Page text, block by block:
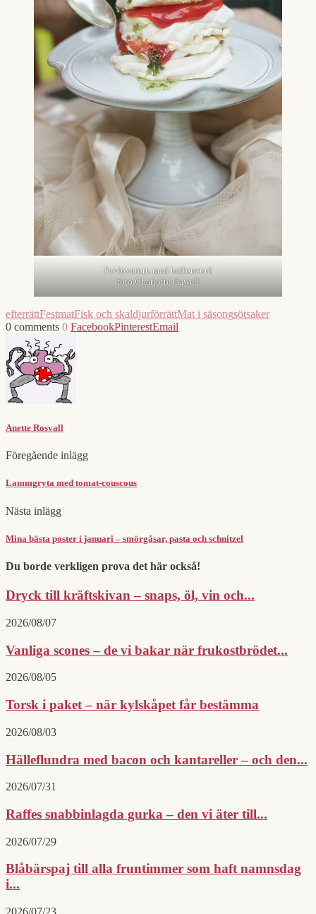
Pavlovatorn med halloncurd
foto Charlotte Gawell
efterrättFestmatFisk och skaldjurförrättMat i säsongsötsaker
0 comments 0 FacebookPinterestEmail
Anette Rosvall
Föregående inlägg
Lammgryta med tomat-couscous
Nästa inlägg
Mina bästa poster i januari – smörgåsar, pasta och schnitzel
Du borde verkligen prova det här också!
Dryck till kräftskivan – snaps, öl, vin och...
2026/08/07
Vanliga scones – de vi bakar när frukostbrödet...
2026/08/05
Torsk i paket – när kylskåpet får bestämma
2026/08/03
Hälleflundra med bacon och kantareller – och den...
2026/07/31
Raffes snabbinlagda gurka – den vi äter till...
2026/07/29
Blåbärspaj till alla fruntimmer som haft namnsdag
i...
2026/07/23